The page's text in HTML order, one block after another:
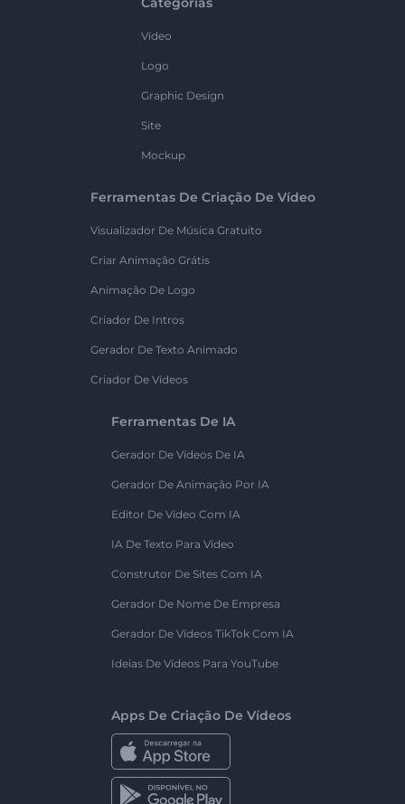
Vídeo
Logo
Graphic Design
Site
Mockup
Ferramentas De Criação De Vídeo
Visualizador De Música Gratuito
Criar Animação Grátis
Animação De Logo
Criador De Intros
Gerador De Texto Animado
Criador De Vídeos
Ferramentas De IA
Gerador De Vídeos De IA
Gerador De Animação Por IA
Editor De Vídeo Com IA
IA De Texto Para Vídeo
Construtor De Sites Com IA
Gerador De Nome De Empresa
Gerador De Vídeos TikTok Com IA
Ideias De Vídeos Para YouTube
Apps De Criação De Vídeos